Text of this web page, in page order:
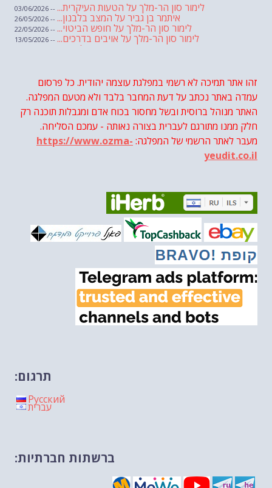
לימור סון הר-מלך על הטעות העיקרית... -- 03/06/2026
איתמר בן גביר על המצב בלבנון... -- 26/05/2026
לימור סון הר-מלך על חופש הביטוי... -- 22/05/2026
לימור סון הר-מלך על אויבים בדרכים... -- 13/05/2026
שבועת אמונים לדעאש
לימור סון הר-מלך על חוק...-- 19/04/2026
מיכאל בן ארי על פרשת הת...
מיכאל בן ארי על פרשת הת... -- 10/04/2026
השר בן גביר במקום נפילת הטיל.... -- 06/04/2026
חוק עונש מוות למחבלים...-- 29/03/2026
מיכאל בן ארי על פרשת השבוע ת... -- 27/03/2026
מיכאל בן ארי על פרשת השבוע ת...-- 20/03/2026
מיכאל בן ארי על דילמת המנהיגות....
מיכאל בן ארי על פרשת הת...
מיכאל בן ארי על פרשת הת...
מיכאל בן ארי על פרשת הת...-- 13/02/2026
מיכאל בן ארי על פרשת השבוע ת...-- 06/02/2026
חלקם של היהודים הולך ופוחת....
מיכאל בן ארי על פרשת השבוע ת...
זהו אתר תמיכה לא רשמי במפלגת עוצמה יהודית. כל פרסום
עמדה באתר נכתב על דעת המחבר בלבד ולא מטעם המפלגה.
האתר מנוהל ברוסית ובשל מחסור בכוח אדם ומגבלות תוכנה רק
חלק ממנו מתורגם לעברית בצורה נאותה - עמכם הסליחה.
מעבר לאתר הרשמי של המפלגה: https://www.ozma-
yeudit.co.il
תרגום:
Русский
עברית
ברשתות חברתיות: